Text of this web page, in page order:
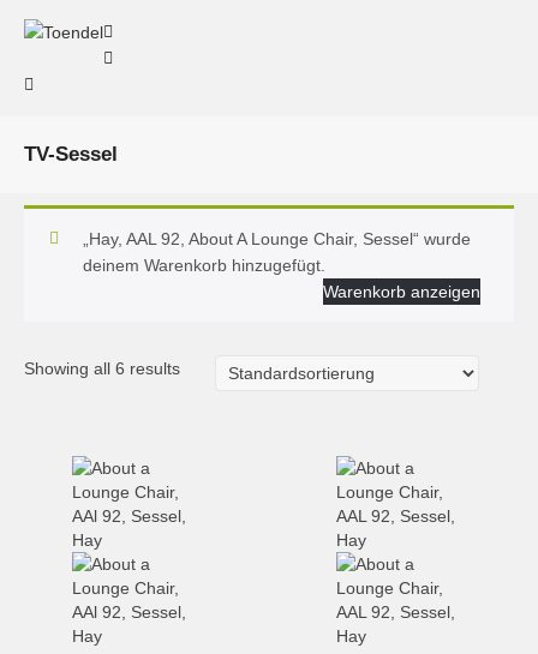
TV-Sessel
„Hay, AAL 92, About A Lounge Chair, Sessel“ wurde
deinem Warenkorb hinzugefügt.
Warenkorb anzeigen
Showing all 6 results